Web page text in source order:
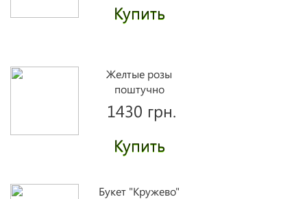
Купить
Желтые розы
поштучно
1430 грн.
Купить
Букет "Кружево"